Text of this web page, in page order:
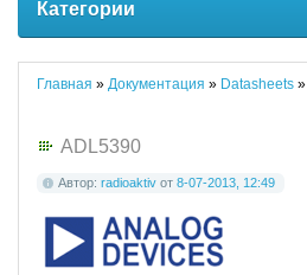
Категории
Главная » Документация » Datasheets »
ADL5390
Автор: radioaktiv от 8-07-2013, 12:49